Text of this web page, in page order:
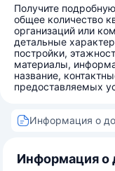
Получите
общее количество
организаций или
детальные
постройки,
материалы,
название,
предоставляемых
Информация о
Информация о